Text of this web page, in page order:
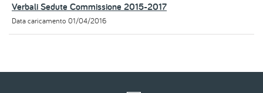
Verbali Sedute Commissione 2015-2017
Data caricamento 01/04/2016